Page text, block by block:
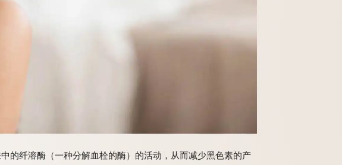
的纤溶酶（一种分解血栓的酶）的活动，从而减少黑色素的产